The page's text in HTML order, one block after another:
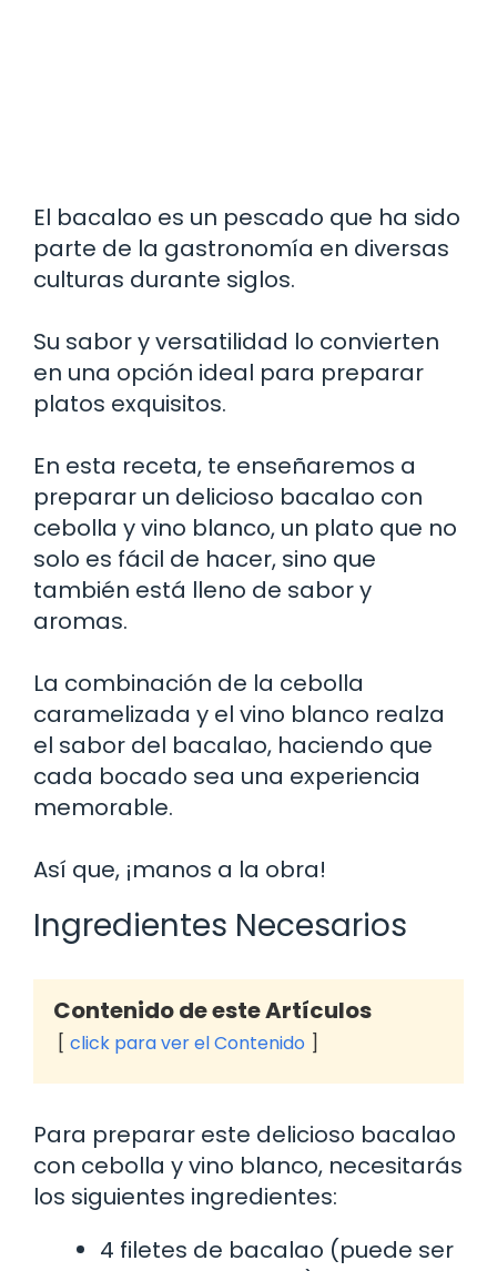
El bacalao es un pescado que ha sido
parte de la gastronomía en diversas
culturas durante siglos.
Su sabor y versatilidad lo convierten
en una opción ideal para preparar
platos exquisitos.
En esta receta, te enseñaremos a
preparar un delicioso bacalao con
cebolla y vino blanco, un plato que no
solo es fácil de hacer, sino que
también está lleno de sabor y
aromas.
La combinación de la cebolla
caramelizada y el vino blanco realza
el sabor del bacalao, haciendo que
cada bocado sea una experiencia
memorable.
Así que, ¡manos a la obra!
Ingredientes Necesarios
Contenido de este Artículos
click para ver el Contenido
Para preparar este delicioso bacalao
con cebolla y vino blanco, necesitarás
los siguientes ingredientes:
4 filetes de bacalao (puede ser